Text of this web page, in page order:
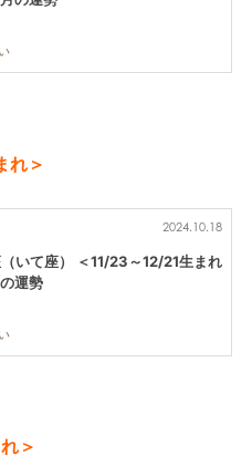
れ＞
2024.10.18
いて座） ＜11/23～12/21生まれ
運勢
＞